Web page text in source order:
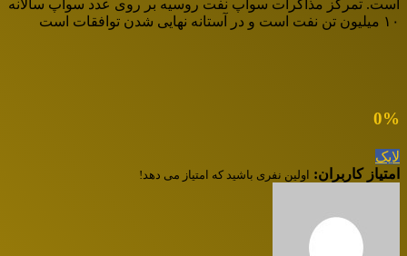
است. تمرکز مذاکرات سوآپ نفت روسیه بر روی عدد سوآپ سالانه
۱۰ میلیون تن نفت است و در آستانه نهایی شدن توافقات است
0%
لایک
امتیاز کاربران: اولین نفری باشید که امتیاز می دهد!